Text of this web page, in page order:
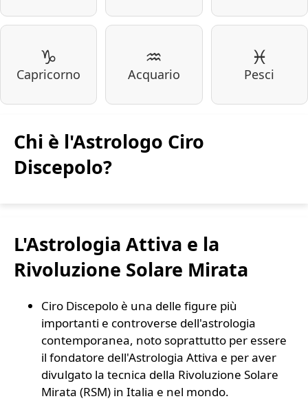
♑
Capricorno
♒
Acquario
♓
Pesci
Chi è l'Astrologo Ciro
Discepolo?
L'Astrologia Attiva e la
Rivoluzione Solare Mirata
Ciro Discepolo è una delle figure più
importanti e controverse dell'astrologia
contemporanea, noto soprattutto per essere
il fondatore dell'Astrologia Attiva e per aver
divulgato la tecnica della Rivoluzione Solare
Mirata (RSM) in Italia e nel mondo.